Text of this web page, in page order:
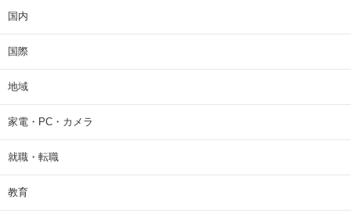
国内
国際
地域
家電・PC・カメラ
就職・転職
教育